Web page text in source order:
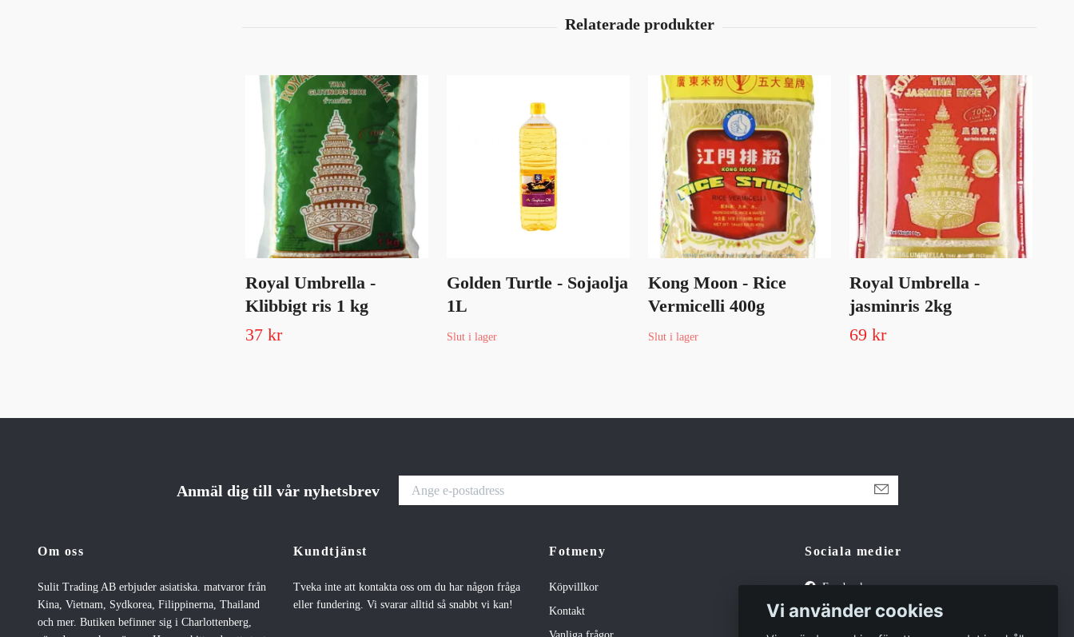
Royal Umbrella -
Klibbigt ris 1 kg
37 kr
Golden Turtle - Sojaolja
1L
Slut i lager
Kong Moon - Rice
Vermicelli 400g
Slut i lager
Royal Umbrella -
jasminris 2kg
69 kr
Anmäl dig till vår nyhetsbrev
Om oss
Sulit Trading AB erbjuder asiatiska. matvaror från
Kina, Vietnam, Sydkorea, Filippinerna, Thailand
och mer. Butiken befinner sig i Charlottenberg,
Kundtjänst
Tveka inte att kontakta oss om du har någon fråga
eller fundering. Vi svarar alltid så snabbt vi kan!
Fotmeny
Köpvillkor
Kontakt
Sociala medier
Facebook
Tiktok
Vi använder cookies